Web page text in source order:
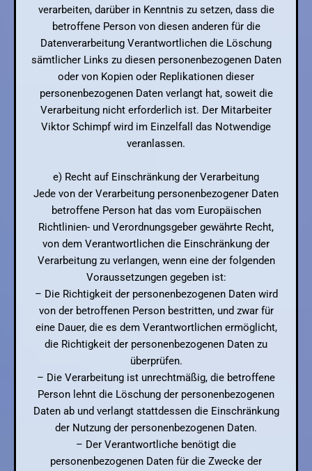
verarbeiten, darüber in Kenntnis zu setzen, dass die
betroffene Person von diesen anderen für die
Datenverarbeitung Verantwortlichen die Löschung
sämtlicher Links zu diesen personenbezogenen Daten
oder von Kopien oder Replikationen dieser
personenbezogenen Daten verlangt hat, soweit die
Verarbeitung nicht erforderlich ist. Der Mitarbeiter
Viktor Schimpf wird im Einzelfall das Notwendige
veranlassen.
e) Recht auf Einschränkung der Verarbeitung
Jede von der Verarbeitung personenbezogener Daten
betroffene Person hat das vom Europäischen
Richtlinien- und Verordnungsgeber gewährte Recht,
von dem Verantwortlichen die Einschränkung der
Verarbeitung zu verlangen, wenn eine der folgenden
Voraussetzungen gegeben ist:
– Die Richtigkeit der personenbezogenen Daten wird
von der betroffenen Person bestritten, und zwar für
eine Dauer, die es dem Verantwortlichen ermöglicht,
die Richtigkeit der personenbezogenen Daten zu
überprüfen.
– Die Verarbeitung ist unrechtmäßig, die betroffene
Person lehnt die Löschung der personenbezogenen
Daten ab und verlangt stattdessen die Einschränkung
der Nutzung der personenbezogenen Daten.
– Der Verantwortliche benötigt die
personenbezogenen Daten für die Zwecke der